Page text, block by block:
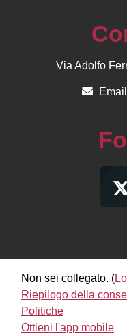
Via Adolfo
Non sei collegato. (
Riepilogo della
Politiche
Ottieni l'app mobile